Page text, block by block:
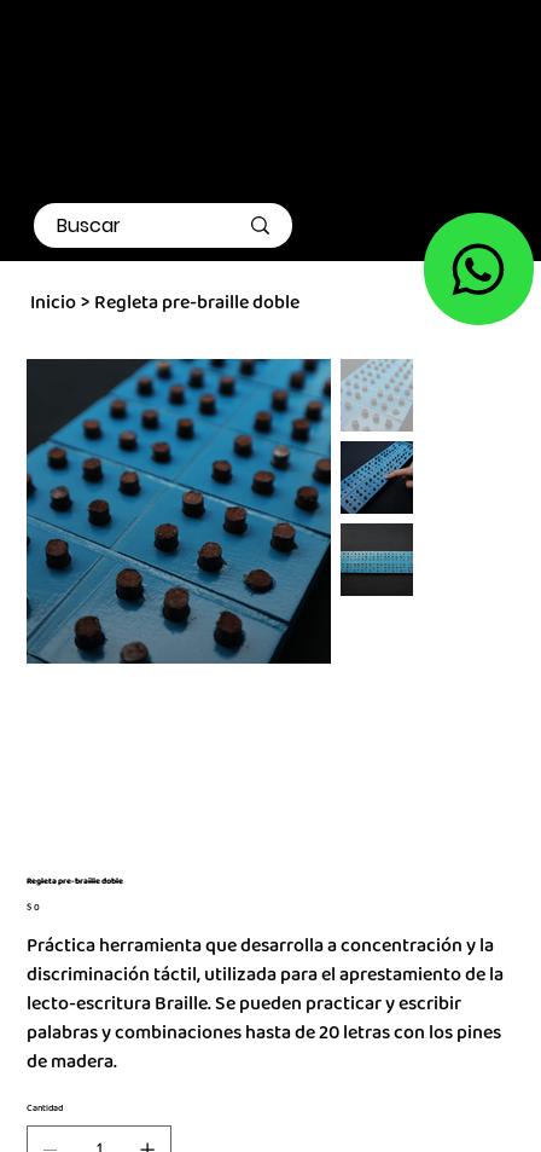
Inicio> Regleta pre-braille doble
Regleta pre-braille doble
Precio
$ 0
Práctica herramienta que desarrolla a concentración y la
discriminación táctil, utilizada para el aprestamiento de la
lecto-escritura Braille. Se pueden practicar y escribir
palabras y combinaciones hasta de 20 letras con los pines
de madera.
Cantidad